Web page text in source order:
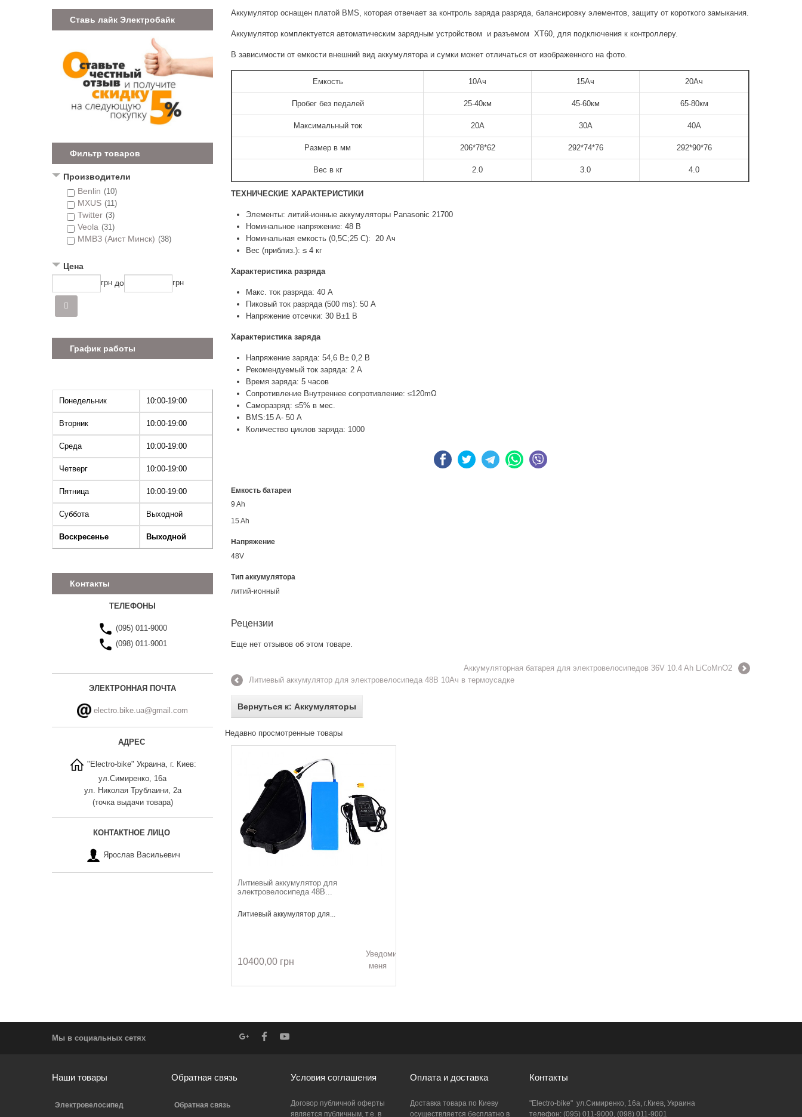
Ставь лайк Электробайк
Фильтр товаров
Производители
Benlin (10)
MXUS (11)
Twitter (3)
Veola (31)
ММВЗ (Аист Минск) (38)
Цена
грн до грн
График работы
Понедельник 10:00-19:00
Вторник 10:00-19:00
Среда 10:00-19:00
Четверг 10:00-19:00
Пятница 10:00-19:00
Суббота Выходной
Воскресенье Выходной
Контакты
ТЕЛЕФОНЫ
(095) 011-9000
(098) 011-9001
ЭЛЕКТРОННАЯ ПОЧТА
electro.bike.ua@gmail.com
АДРЕС
"Electro-bike" Украина, г. Киев:
ул.Симиренко, 16а
ул. Николая Трублаини, 2а
(точка выдачи товара)
КОНТАКТНОЕ ЛИЦО
Ярослав Васильевич
Аккумулятор оснащен платой BMS, которая отвечает за контроль заряда разряда, балансировку элементов, защиту от короткого замыкания.
Аккумулятор комплектуется автоматическим зарядным устройством и разъемом ХТ60, для подключения к контроллеру.
В зависимости от емкости внешний вид аккумулятора и сумки может отличаться от изображенного на фото.
Емкость 10Ач 15Ач 20Ач
Пробег без педалей 25-40км 45-60км 65-80км
Максимальный ток 20А 30А 40А
Размер в мм 206*78*62 292*74*76 292*90*76
Вес в кг 2.0 3.0 4.0
ТЕХНИЧЕСКИЕ ХАРАКТЕРИСТИКИ
Элементы: литий-ионные аккумуляторы Panasonic 21700
Номинальное напряжение: 48 В
Номинальная емкость (0,5С;25 С): 20 Ач
Вес (приблиз.): ≤ 4 кг
Характеристика разряда
Макс. ток разряда: 40 A
Пиковый ток разряда (500 ms): 50 A
Напряжение отсечки: 30 В±1 В
Характеристика заряда
Напряжение заряда: 54,6 В± 0,2 В
Рекомендуемый ток заряда: 2 А
Время заряда: 5 часов
Сопротивление Внутреннее сопротивление: ≤120mΩ
Саморазряд: ≤5% в мес.
BMS:15 A- 50 А
Количество циклов заряда: 1000
Емкость батареи
9 Ah
15 Ah
Напряжение
48V
Тип аккумулятора
литий-ионный
Рецензии
Еще нет отзывов об этом товаре.
Аккумуляторная батарея для электровелосипедов 36V 10.4 Ah LiCoMnO2
Литиевый аккумулятор для электровелосипеда 48В 10Ач в термоусадке
Вернуться к: Аккумуляторы
Недавно просмотренные товары
Литиевый аккумулятор для
электровелосипеда 48В...
Литиевый аккумулятор для...
10400,00 грн
Уведомить
меня
Мы в социальных сетях
Наши товары
Электровелосипед
Обратная связь
Обратная связь
Условия соглашения
Договор публичной оферты
является публичным, т.е. в
Оплата и доставка
Доставка товара по Киеву
осуществляется бесплатно в
Контакты
"Electro-bike" ул.Симиренко, 16а, г.Киев, Украина
телефон: (095) 011-9000, (098) 011-9001